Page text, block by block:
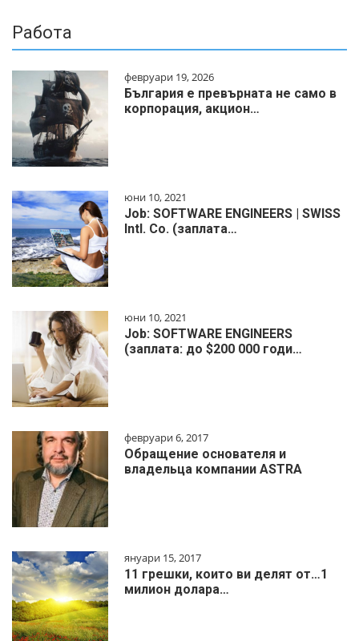
Работа
февруари 19, 2026
България е превърната не само в
корпорация, акцион…
юни 10, 2021
Job: SOFTWARE ENGINEERS | SWISS
Intl. Co. (заплата…
юни 10, 2021
Job: SOFTWARE ENGINEERS
(заплата: до $200 000 годи…
февруари 6, 2017
Обращение основателя и
владельца компании ASTRA
януари 15, 2017
11 грешки, които ви делят от…1
милиoн дoлapa…